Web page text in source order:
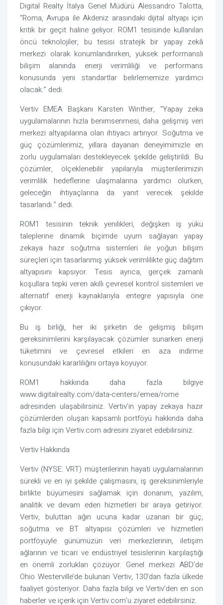
Digital Realty İtalya Genel Müdürü Alessandro Talotta,
“Roma, Avrupa ile Akdeniz arasındaki dijital altyapı için
kritik bir geçit haline geliyor. ROM1 tesisinde kullanılan
öncü teknolojiler, bu tesisi stratejik bir yapay zekâ
merkezi olarak konumlandırırken, yüksek performanslı
bilişim alanında enerji verimliliği ve performans
konusunda yeni standartlar belirlememize yardımcı
olacak.” dedi.
Vertiv EMEA Başkanı Karsten Winther, “Yapay zeka
uygulamalarının hızla benimsenmesi, daha gelişmiş veri
merkezi altyapılarına olan ihtiyacı artırıyor. Soğutma ve
güç çözümlerimiz, yıllara dayanan deneyimimizle en
zorlu uygulamaları destekleyecek şekilde geliştirildi. Bu
çözümler, ölçeklenebilir yapılarıyla müşterilerimizin
verimlilik hedeflerine ulaşmalarına yardımcı olurken,
geleceğin ihtiyaçlarına da yanıt verecek şekilde
tasarlandı.” dedi.
ROM1 tesisinin teknik yenilikleri, değişken iş yükü
taleplerine dinamik biçimde uyum sağlayan yapay
zekaya hazır soğutma sistemleri ile yoğun bilişim
süreçleri için tasarlanmış yüksek verimlilikte güç dağıtım
altyapısını kapsıyor. Tesis ayrıca, gerçek zamanlı
koşullara tepki veren akıllı çevresel kontrol sistemleri ve
alternatif enerji kaynaklarıyla entegre yapısıyla öne
çıkıyor.
Bu iş birliği, her iki şirketin de gelişmiş bilişim
gereksinimlerini karşılayacak çözümler sunarken enerji
tüketimini ve çevresel etkileri en aza indirme
konusundaki kararlılığını ortaya koyuyor.
ROM1 hakkında daha fazla bilgiye
www.digitalrealty.com/data-centers/emea/rome
adresinden ulaşabilirsiniz. Vertiv’in yapay zekaya hazır
çözümlerden oluşan kapsamlı portföyü hakkında daha
fazla bilgi için Vertiv.com adresini ziyaret edebilirsiniz.
Vertiv Hakkında
Vertiv (NYSE: VRT) müşterilerinin hayati uygulamalarının
sürekli ve en iyi şekilde çalışmasını, iş gereksinimleriyle
birlikte büyümesini sağlamak için donanım, yazılım,
analitik ve devam eden hizmetleri bir araya getiriyor.
Vertiv, buluttan ağın ucuna kadar uzanan bir güç,
soğutma ve BT altyapısı çözümleri ve hizmetleri
portföyüyle günümüzün veri merkezlerinin, iletişim
ağlarının ve ticari ve endüstriyel tesislerinin karşılaştığı
en önemli zorlukları çözüyor. Genel merkezi ABD’de
Ohio Westerville’de bulunan Vertiv, 130’dan fazla ülkede
faaliyet gösteriyor. Daha fazla bilgi ve Vertiv’den en son
haberler ve içerik için Vertiv.com’u ziyaret edebilirsiniz.